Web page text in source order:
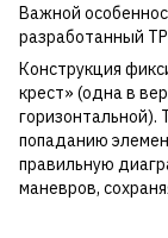
Важной
разработанный
Конструкция
крест» (одна в
горизонтальной).
попаданию
правильную
маневров,